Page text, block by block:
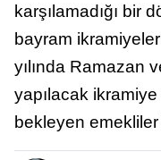
karşılamadığı bir
bayram
yılında Ramazan
yapılacak ikramiye
bekleyen